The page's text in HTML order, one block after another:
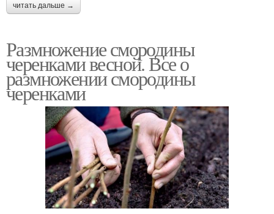
читать дальше →
Размножение смородины
черенками весной. Все о
размножении смородины
черенками